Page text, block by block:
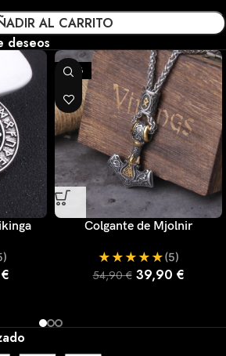
AL CARRITO
deseos
€
-27%
Colgante de Mjolnir
★ ★ ★ ★ ★(5)
54,90€ 39,90 €